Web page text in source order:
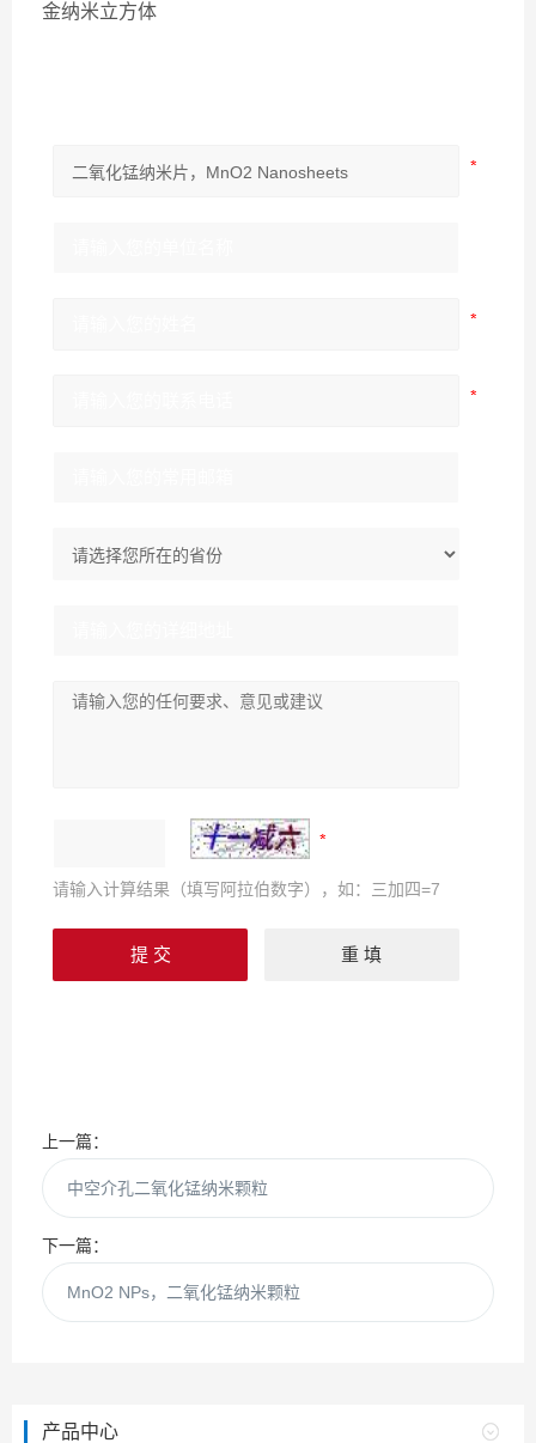
金纳米立方体
请输入计算结果（填写阿拉伯数字），如：三加四=7
上一篇：
中空介孔二氧化锰纳米颗粒
下一篇：
MnO2 NPs，二氧化锰纳米颗粒
产品中心